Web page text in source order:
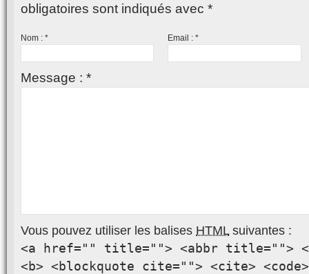
obligatoires sont indiqués avec *
Nom : * Email :*
Message : *
Vous pouvez utiliser les balises HTMLsuivantes :
<a href="" title=""> <abbr title="">
<b> <blockquote cite=""> <cite>